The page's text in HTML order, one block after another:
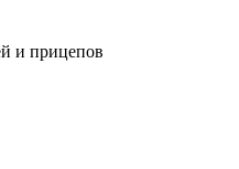
и прицепов